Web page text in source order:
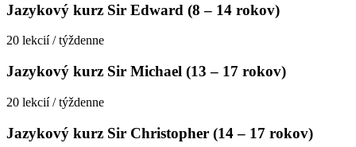
Jazykový kurz Sir Edward (8 – 14 rokov)
20 lekcií / týždenne
Jazykový kurz Sir Michael (13 – 17 rokov)
20 lekcií / týždenne
Jazykový kurz Sir Christopher (14 – 17 rokov)